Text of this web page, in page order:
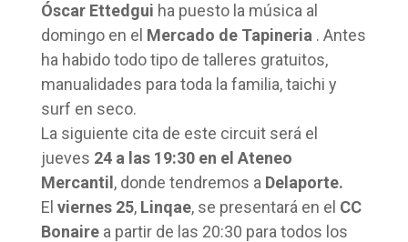
Óscar Ettedgui ha puesto la música al
domingo en el Mercado de Tapineria . Antes
ha habido todo tipo de talleres gratuitos,
manualidades para toda la familia, taichi y
surf en seco.
La siguiente cita de este circuit será el
jueves 24 a las 19:30 en el Ateneo
Mercantil , donde tendremos a Delaporte.
El viernes 25, Linqae, se presentará en el CC
Bonairea partir de las 20:30 para todos los